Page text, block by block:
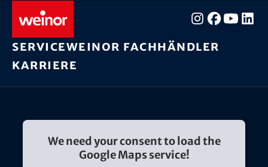
Serviceweinor Fachhändler
Karriere
We need your consent to load the
Google Maps service!